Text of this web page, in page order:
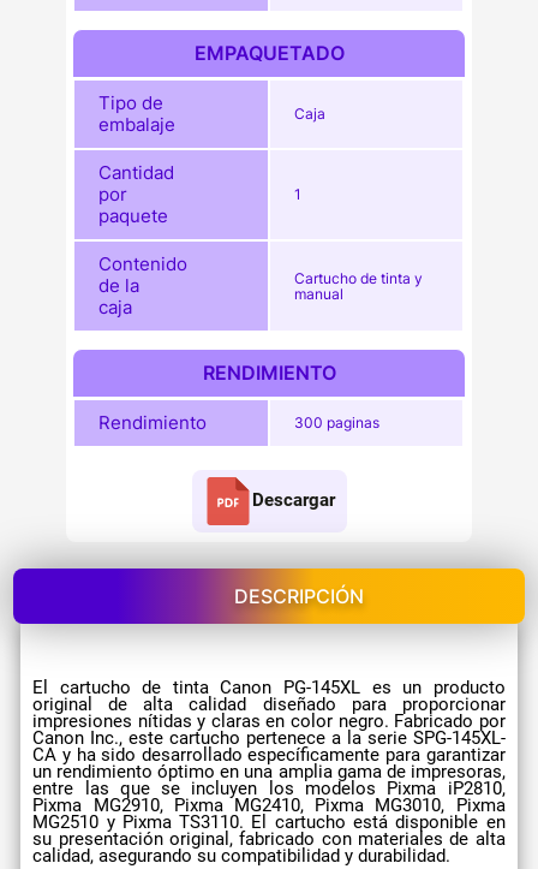
EMPAQUETADO
Tipo de
embalaje
Caja
Cantidad
por
paquete
1
Contenido
de la
caja
Cartucho de tinta y
manual
RENDIMIENTO
Rendimiento 300 paginas
Descargar
DESCRIPCIÓN
El cartucho de tinta Canon PG-145XL es un producto
original de alta calidad diseñado para proporcionar
impresiones nítidas y claras en color negro. Fabricado por
Canon Inc., este cartucho pertenece a la serie SPG-145XL-
CA y ha sido desarrollado específicamente para garantizar
un rendimiento óptimo en una amplia gama de impresoras,
entre las que se incluyen los modelos Pixma iP2810,
Pixma MG2910, Pixma MG2410, Pixma MG3010, Pixma
MG2510 y Pixma TS3110. El cartucho está disponible en
su presentación original, fabricado con materiales de alta
calidad, asegurando su compatibilidad y durabilidad.